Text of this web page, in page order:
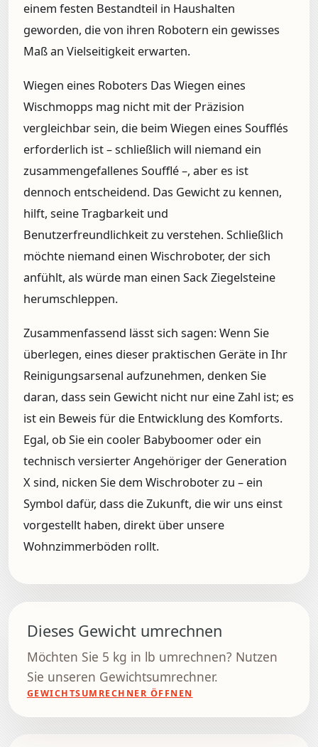
einem festen Bestandteil in Haushalten
geworden, die von ihren Robotern ein gewisses
Maß an Vielseitigkeit erwarten.
Wiegen eines Roboters Das Wiegen eines
Wischmopps mag nicht mit der Präzision
vergleichbar sein, die beim Wiegen eines Soufflés
erforderlich ist – schließlich will niemand ein
zusammengefallenes Soufflé –, aber es ist
dennoch entscheidend. Das Gewicht zu kennen,
hilft, seine Tragbarkeit und
Benutzerfreundlichkeit zu verstehen. Schließlich
möchte niemand einen Wischroboter, der sich
anfühlt, als würde man einen Sack Ziegelsteine
herumschleppen.
Zusammenfassend lässt sich sagen: Wenn Sie
überlegen, eines dieser praktischen Geräte in Ihr
Reinigungsarsenal aufzunehmen, denken Sie
daran, dass sein Gewicht nicht nur eine Zahl ist; es
ist ein Beweis für die Entwicklung des Komforts.
Egal, ob Sie ein cooler Babyboomer oder ein
technisch versierter Angehöriger der Generation
X sind, nicken Sie dem Wischroboter zu – ein
Symbol dafür, dass die Zukunft, die wir uns einst
vorgestellt haben, direkt über unsere
Wohnzimmerböden rollt.
Dieses Gewicht umrechnen
Möchten Sie 5 kg in lb umrechnen? Nutzen
Sie unseren Gewichtsumrechner.
GEWICHTSUMRECHNER ÖFFNEN